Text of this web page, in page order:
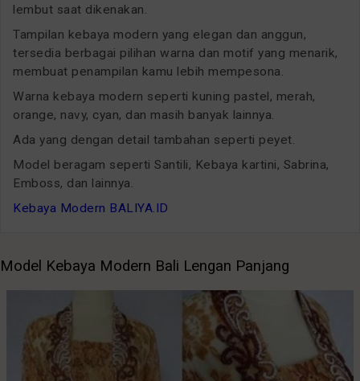
lembut saat dikenakan.
Tampilan kebaya modern yang elegan dan anggun,
tersedia berbagai pilihan warna dan motif yang menarik,
membuat penampilan kamu lebih mempesona.
Warna kebaya modern seperti kuning pastel, merah,
orange, navy, cyan, dan masih banyak lainnya.
Ada yang dengan detail tambahan seperti peyet.
Model beragam seperti Santili, Kebaya kartini, Sabrina,
Emboss, dan lainnya.
Kebaya Modern BALIYA.ID
Model Kebaya Modern Bali Lengan Panjang